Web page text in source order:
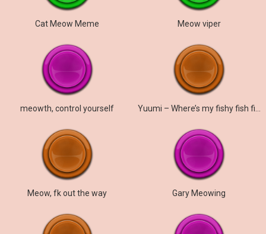
Cat Meow Meme Meow viper
meowth, control yourself
Meow, fk out the way Gary Meowing